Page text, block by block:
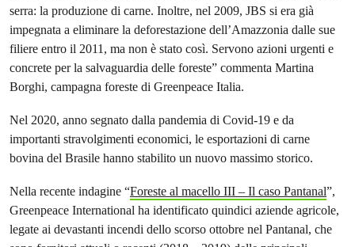
serra: la produzione di carne. Inoltre, nel 2009, JBS si era già
impegnata a eliminare la deforestazione dell’Amazzonia dalle sue
filiere entro il 2011, ma non è stato così. Servono azioni urgenti e
concrete per la salvaguardia delle foreste” commenta Martina
Borghi, campagna foreste di Greenpeace Italia.
Nel 2020, anno segnato dalla pandemia di Covid-19 e da
importanti stravolgimenti economici, le esportazioni di carne
bovina del Brasile hanno stabilito un nuovo massimo storico.
Nella recente indagine “Foreste al macello III – Il caso Pantanal”,
Greenpeace International ha identificato quindici aziende agricole,
legate ai devastanti incendi dello scorso ottobre nel Pantanal, che